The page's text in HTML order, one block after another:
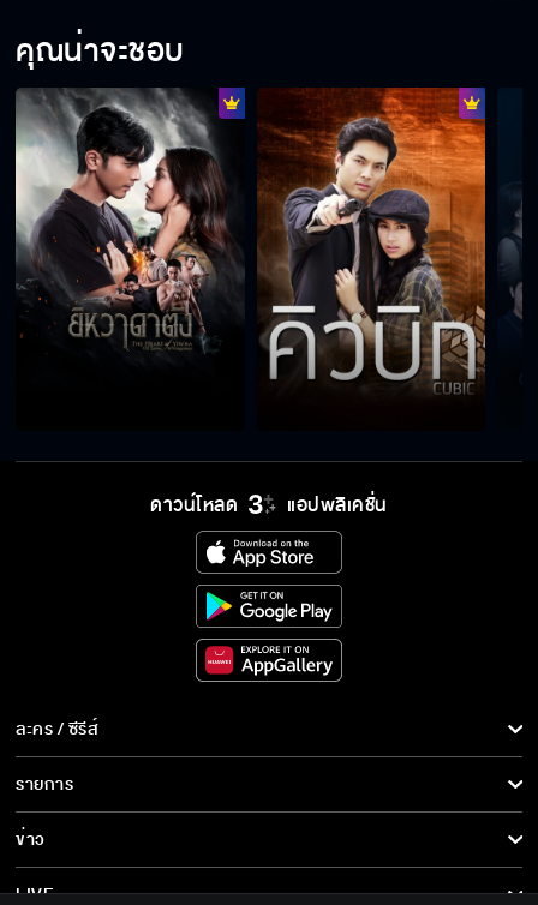
คุณน่าจะชอบ
ดาวน์โหลด แอปพลิเคชั่น
ละคร / ซีรีส์
ละคร/ซีรีส์
ซีรีส์นานาชาติ
การ์ตูน & เกม
รายการ
รายการทั้งหมด
ข่าว
ข่าวทั้งหมด
LIVE